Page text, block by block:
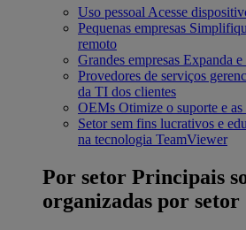
Uso pessoalAcesse
Pequenas empresas
remoto
Grandes empresas Expanda
Provedores de serviços
da TI dos clientes
OEMs Otimize o suporte e as
Setor sem fins lucrativos e
na tecnologia TeamViewer
Por setor Principais
organizadas por setor